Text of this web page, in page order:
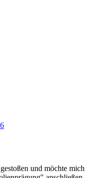
und möchte mich